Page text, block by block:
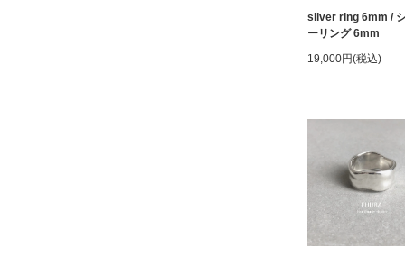
silver ring 6mm /
ーリング 6mm
19,000円(税込)